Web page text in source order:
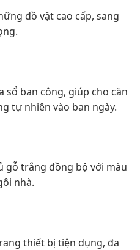
đồ vật cao cấp, sang
sổ ban công, giúp cho căn
tự nhiên vào ban ngày.
gỗ trắng đồng bộ với màu
nhà.
thiết bị tiện dụng, đa